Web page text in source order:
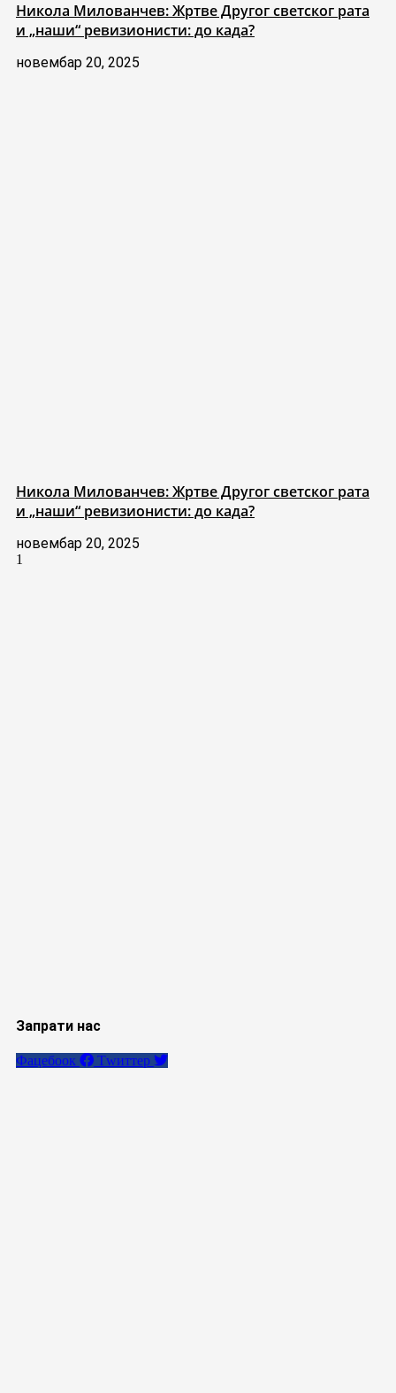
Никола Милованчев: Жртве Другог светског рата
и „наши“ ревизионисти: до када?
новембар 20, 2025
Никола Милованчев: Жртве Другог светског рата
и „наши“ ревизионисти: до када?
новембар 20, 2025
Запрати нас
Фацебоок Тwиттер